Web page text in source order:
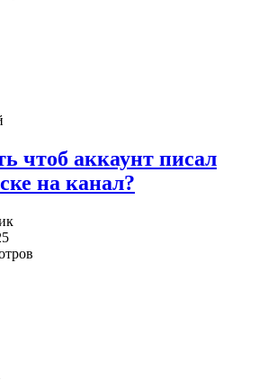
чтоб аккаунт писал
на канал?